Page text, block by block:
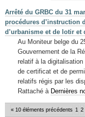
Arrêté du GRBC du 31
procédures d’instruction
d’urbanisme et de lotir et
Au Moniteur belge du
Gouvernement de la
relatif à la digitalisation
de certificat et de
relatifs régis par les
Rattaché à Dernières
« 10 éléments précédents 1 2